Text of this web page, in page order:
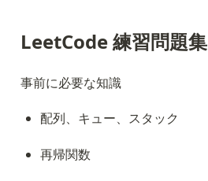
LeetCode 練習問題集
事前に必要な知識
配列、キュー、スタック
再帰関数